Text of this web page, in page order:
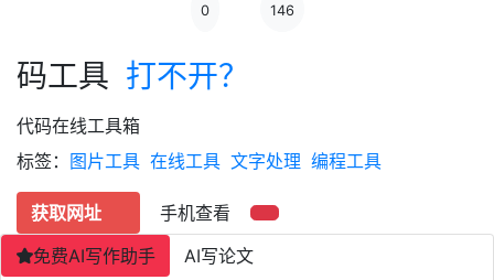
0 146
码工具 打不开？
代码在线工具箱
标签： 图片工具 在线工具 文字处理 编程工具
获取网址
手机查看
免费AI写作助手
AI写论文